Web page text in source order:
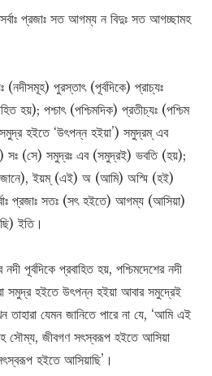
প্রজাঃ সত আগম্য ন বিদুঃ সত আগচ্ছামহ
পুরস্তাৎ (পূর্বদিকে) প্রাচ্যঃ
হয়); পশ্চাৎ (পশ্চিমদিক) প্রতীচ্যঃ (পশ্চিম
হইতে ‘উৎপন্ন হইয়া’) সমুদ্রম্ এব
সঃ (সে) সমুদ্রঃ এব (সমুদ্রই) ভবতি (হয়);
(জানে), ইয়ম্ (এই) অ (আমি) অস্মি (হই)
প্রজাঃ সতঃ (সৎ হইতে) আগম্য (আসিয়া)
ইতি।
পূর্বদিকে প্রবাহিত হয়, পশ্চিমদেশের নদী
সমুদ্র হইতে উৎপন্ন হইয়া আবার সমুদ্রেই
যেমন জানিতে পারে না যে, ‘আমি এই
সৌম্য, জীবগণ সৎস্বরূপ হইতে আসিয়া
হইতে আসিয়াছি’।